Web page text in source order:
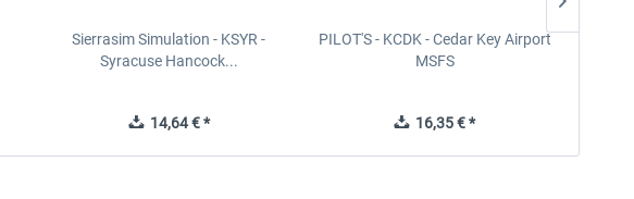
Sierrasim Simulation - KSYR -
Syracuse Hancock...
14,64 € *
PILOT'S - KCDK - Cedar Key Airport
MSFS
16,35 € *